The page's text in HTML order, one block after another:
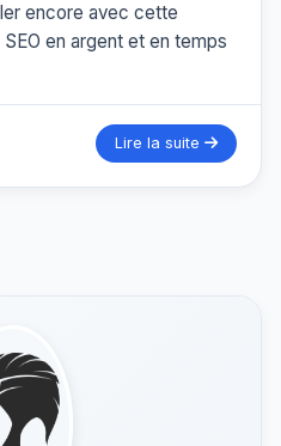
encore avec cette
en argent et en temps
Lire la suite